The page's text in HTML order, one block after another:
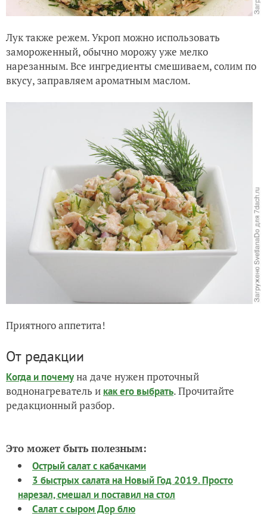
Лук также режем. Укроп можно использовать
замороженный, обычно морожу уже мелко
нарезанным. Все ингредиенты смешиваем, солим по
вкусу, заправляем ароматным маслом.
Приятного аппетита!
От редакции
Когда и почемуна даче нужен проточный
воднонагреватель и как его выбрать. Прочитайте
редакционный разбор.
Это может быть полезным:
Острый салат с кабачками
3 быстрых салата на Новый Год 2019. Просто
нарезал, смешал и поставил на стол
Салат с сыром Дор блю